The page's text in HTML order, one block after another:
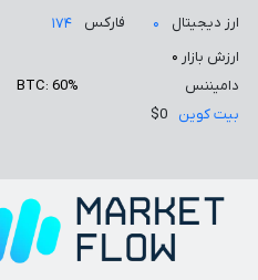
ارز دیجیتال ۰ فارکس
۱۷۴
ارزش بازار ۰
دامیننس
BTC: 60%
بیت کوین
$0